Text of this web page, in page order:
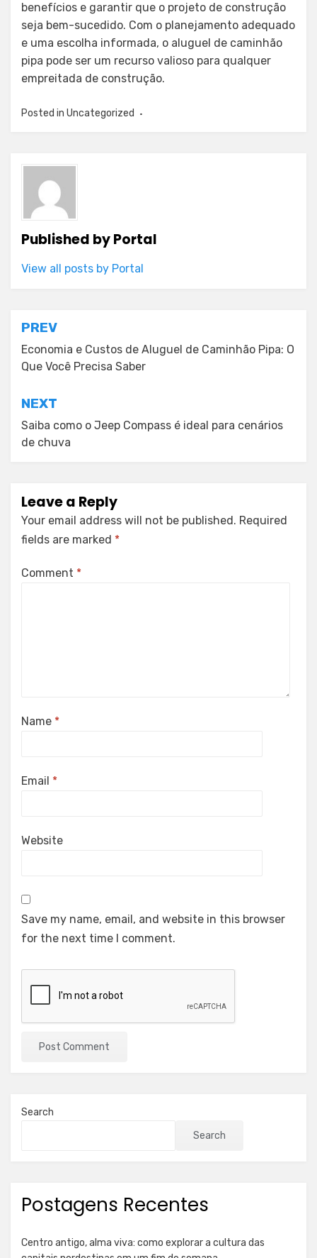
benefícios e garantir que o projeto de construção
seja bem-sucedido. Com o planejamento adequado
e uma escolha informada, o aluguel de caminhão
pipa pode ser um recurso valioso para qualquer
empreitada de construção.
Posted in Uncategorized
Published byPortal
View all posts by Portal
Post
navigation
PREV
Economia e Custos de Aluguel de Caminhão Pipa: O
Que Você Precisa Saber
NEXT
Saiba como o Jeep Compass é ideal para cenários
de chuva
Leave a Reply
Your email address will not be published. Required
fields are marked *
Comment *
Name *
Email *
Website
Save my name, email, and website in this browser
for the next time I comment.
Search
Search
Postagens Recentes
Centro antigo, alma viva: como explorar a cultura das